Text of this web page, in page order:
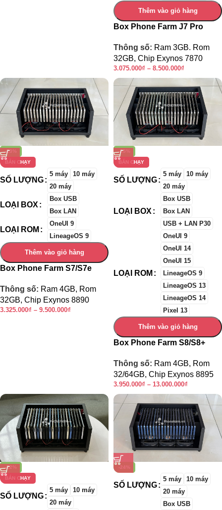
Thêm vào giỏ hàng
Box Phone Farm J7 Pro
Thông số: Ram 3GB. Rom
32GB, Chip Exynos 7870
3.075.000₫ – 8.500.000₫
-23%
BÁN CHẠY
SỐ LƯỢNG
5 máy
10 máy
20 máy
LOẠI BOX
Box USB
Box LAN
LOẠI ROM
OneUI 9
LineageOS 9
Thêm vào giỏ hàng
Box Phone Farm S7/S7e
Thông số: Ram 4GB, Rom
32GB, Chip Exynos 8890
3.325.000₫ – 9.500.000₫
-25%
BÁN CHẠY
SỐ LƯỢNG
5 máy
10 máy
20 máy
LOẠI BOX
Box USB
Box LAN
USB + LAN P30
LOẠI ROM
OneUI 9
OneUI 14
OneUI 15
LineageOS 9
LineageOS 13
LineageOS 14
Pixel 13
Thêm vào giỏ hàng
Box Phone Farm S8/S8+
Thông số: Ram 4GB, Rom
32/64GB, Chip Exynos 8895
3.950.000₫ – 13.000.000₫
-22%
BÁN CHẠY
SỐ LƯỢNG
5 máy
10 máy
20 máy
-24%
SỐ LƯỢNG
5 máy
10 máy
20 máy
Box USB